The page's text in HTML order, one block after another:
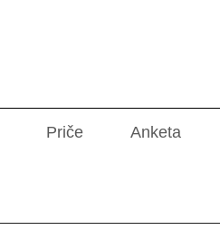
Priče Anketa